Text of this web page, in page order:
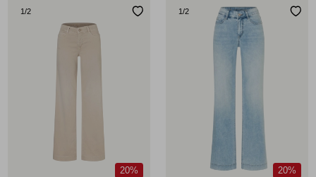
1/2
20%
1/2
20%